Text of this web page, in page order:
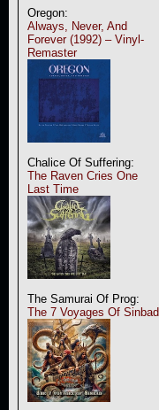
Oregon:
Always, Never, And
Forever (1992) – Vinyl-
Remaster
Chalice Of Suffering:
The Raven Cries One
Last Time
The Samurai Of Prog:
The 7 Voyages Of Sinbad